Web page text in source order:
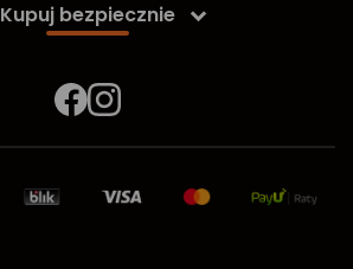
Kupuj bezpiecznie 